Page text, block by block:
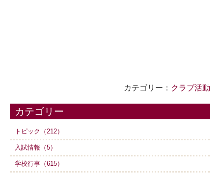
カテゴリー： クラブ活動
カテゴリー
トピック（212）
入試情報（5）
学校行事（615）